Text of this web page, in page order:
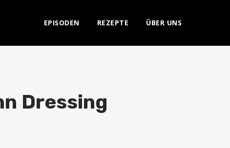
EPISODEN REZEPTE ÜBER UNS
Dressing